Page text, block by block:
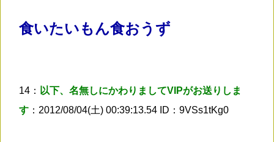
食いたいもん食おうず
14： 以下、名無しにかわりましてVIPがお送りしま
す ：2012/08/04(土) 00:39:13.54 ID：9VSs1tKg0